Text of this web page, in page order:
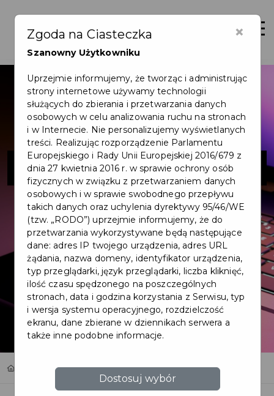
Zaloguj
Nostromo
Oferty Nostromo
×
Zgoda na Ciasteczka
Szanowny Użytkowniku
Uprzejmie informujemy, że tworząc i administrując
strony internetowe używamy technologii
służących do zbierania i przetwarzania danych
osobowych w celu analizowania ruchu na stronach
i w Internecie. Nie personalizujemy wyświetlanych
treści. Realizując rozporządzenie Parlamentu
Europejskiego i Rady Unii Europejskiej 2016/679 z
dnia 27 kwietnia 2016 r. w sprawie ochrony osób
fizycznych w związku z przetwarzaniem danych
osobowych i w sprawie swobodnego przepływu
takich danych oraz uchylenia dyrektywy 95/46/WE
(tzw. „RODO”) uprzejmie informujemy, że do
przetwarzania wykorzystywane będą następujące
dane: adres IP twojego urządzenia, adres URL
żądania, nazwa domeny, identyfikator urządzenia,
typ przeglądarki, język przeglądarki, liczba kliknięć,
ilość czasu spędzonego na poszczególnych
stronach, data i godzina korzystania z Serwisu, typ
i wersja systemu operacyjnego, rozdzielczość
ekranu, dane zbierane w dziennikach serwera a
także inne podobne informacje.
Dostosuj wybór